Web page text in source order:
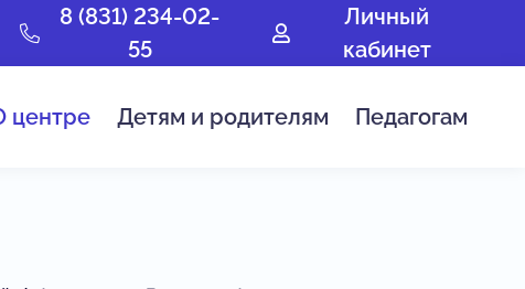
8 (831) 234-02-
55
Личный
кабинет
центре Детям и родителям Педагогам